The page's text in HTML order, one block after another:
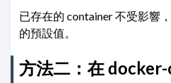
已存在的 container 不受影響
的預設值。
方法二：在